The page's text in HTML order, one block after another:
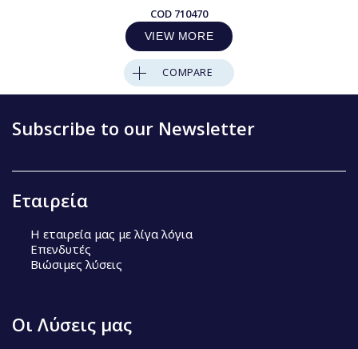
COD 710470
VIEW MORE
COMPARE
Subscribe to our Newsletter
Εταιρεία
Η εταιρεία μας με λίγα λόγια
Επενδυτές
Βιώσιμες λύσεις
Οι Λύσεις μας